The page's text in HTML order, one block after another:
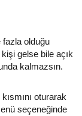
fazla olduğu
gelse bile açık
kalmazsın.
oturarak
seçeneğinde